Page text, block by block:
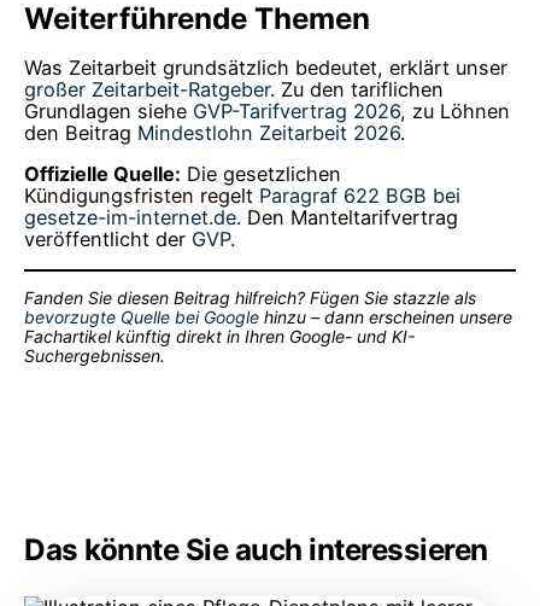
Weiterführende Themen
Was Zeitarbeit grundsätzlich bedeutet, erklärt unser
großer Zeitarbeit-Ratgeber. Zu den tariflichen
Grundlagen siehe GVP-Tarifvertrag 2026, zu Löhnen
den Beitrag Mindestlohn Zeitarbeit 2026.
Offizielle Quelle: Die gesetzlichen
Kündigungsfristen regelt Paragraf 622 BGB bei
gesetze-im-internet.de. Den Manteltarifvertrag
veröffentlicht der GVP.
Fanden Sie diesen Beitrag hilfreich? Fügen Sie stazzle als
bevorzugte Quelle bei Google hinzu – dann erscheinen unsere
Fachartikel künftig direkt in Ihren Google- und KI-
Suchergebnissen.
Das könnte Sie auch interessieren